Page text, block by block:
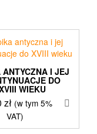
ANTYCZNA I JEJ
DO
WIEKU
zł (w tym 5%
VAT)